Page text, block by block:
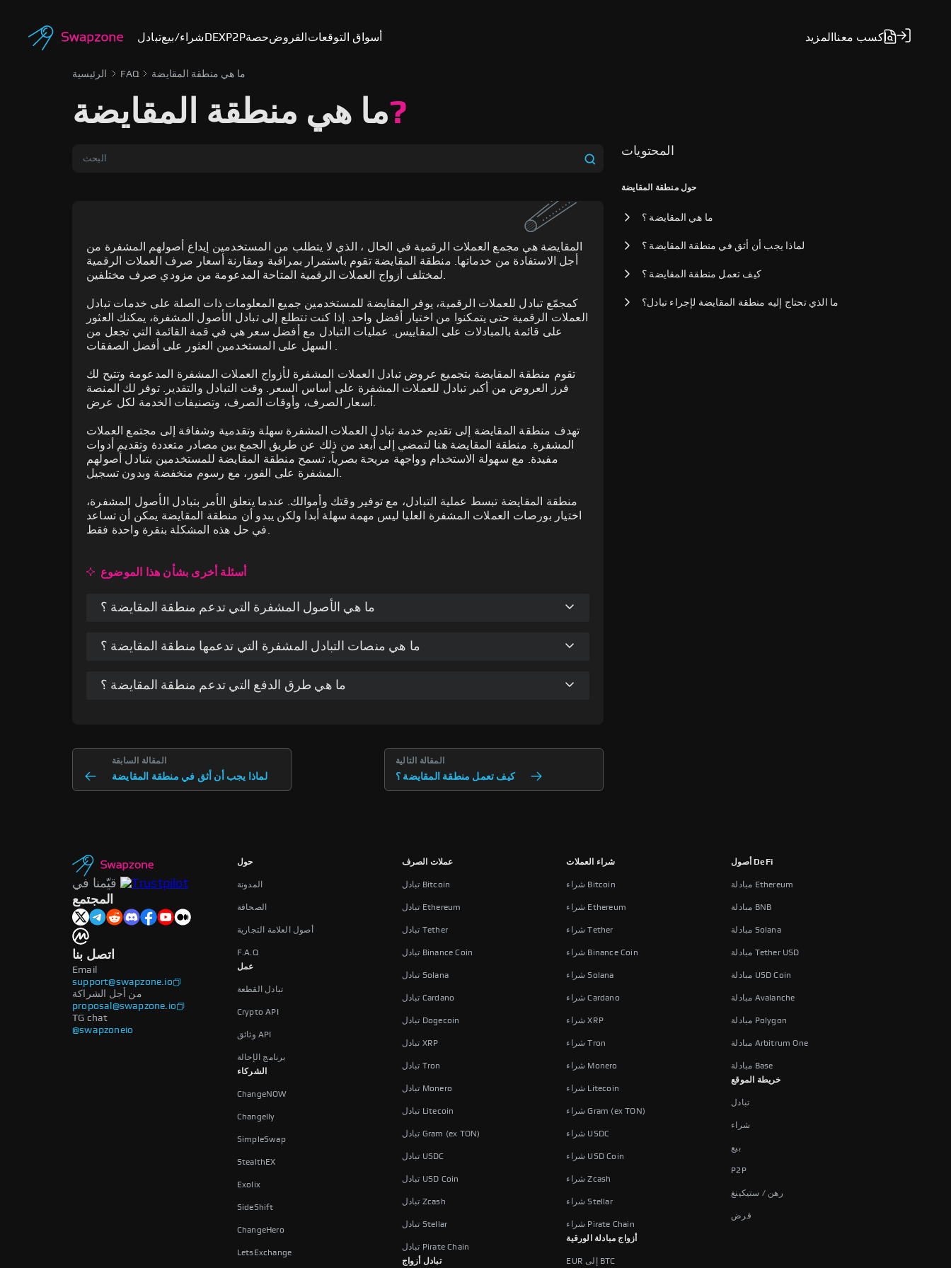
تبادلشراء/بيع DEXP2Pحصةالقروض أسواق التوقعات المزيد اكسب معنا
الرئيسية FAQ ما هي منطقة المقايضة
ما هي منطقة المقايضة?
المقايضة هي مجمع العملات الرقمية في الحال ، الذي لا يتطلب من المستخدمين إيداع أصولهم المشفرة من
أجل الاستفادة من خدماتها. منطقة المقايضة تقوم باستمرار بمراقبة ومقارنة أسعار صرف العملات الرقمية
كمجمّع تبادل للعملات الرقمية، يوفر المقايضة للمستخدمين جميع المعلومات ذات الصلة على خدمات تبادل
العملات الرقمية حتى يتمكنوا من اختيار أفضل واحد. إذا كنت تتطلع إلى تبادل الأصول المشفرة، يمكنك العثور
على قائمة بالمبادلات على المقاييس. عمليات التبادل مع أفضل سعر هي في قمة القائمة التي تجعل من
تقوم منطقة المقايضة بتجميع عروض تبادل العملات المشفرة لأزواج العملات المشفرة المدعومة وتتيح لك
فرز العروض من أكبر تبادل للعملات المشفرة على أساس السعر. وقت التبادل والتقدير. توفر لك المنصة
تهدف منطقة المقايضة إلى تقديم خدمة تبادل العملات المشفرة سهلة وتقدمية وشفافة إلى مجتمع العملات
المشفرة. منطقة المقايضة هنا لتمضي إلى أبعد من ذلك عن طريق الجمع بين مصادر متعددة وتقديم أدوات
مفيدة. مع سهولة الاستخدام وواجهة مريحة بصرياً، تسمح منطقة المقايضة للمستخدمين بتبادل أصولهم
منطقة المقايضة تبسط عملية التبادل، مع توفير وقتك وأموالك. عندما يتعلق الأمر بتبادل الأصول المشفرة،
اختيار بورصات العملات المشفرة العليا ليس مهمة سهلة أبدا ولكن يبدو أن منطقة المقايضة يمكن أن تساعد
أسئلة أخرى بشأن هذا الموضوع
ما هي الأصول المشفرة التي تدعم منطقة المقايضة ؟
مع وجود أكثر من 1000 من الأصول المشفرة المختلفة المتاحة لتبادل العملات، يمكن لمنطقة
متنوعة من العملات المعدنية و العملات الرمزية. أكثر العملات الرقمية شعبية مثل بيتكوين (BTC) و
إيثيريوم (ETH) و LitecoinLTC) و Ripple (XRP) كلها مدعومة.
ومع ذلك، فإن منطقة المقايضة تدعم أيضاً Sbleecoins، التي هي أصول مشفرة أو عملات معدنية
بين أكثرها شعبية والمتاحة للتبادل في منطقة المقايضة الدولار (USDC)، وBinance $(BUSD)،
وTether (USDT).
وزليكا والوئام؛ عملات الخصوصية مثل سلسلة القراصنة مونيرو لأولئك الذين يقدرون عدم الكشف عن
الهوية أكثر من غيرهم، و Meme Coins مثل Dogecoin (DOGE) و Shiba Inu (SHIB) لأولئك الذين
يحبون شراء العملات المشفرة على الهيدلي. يتم إفساد المستخدمين حرفياً مع الاختيار عند استخدام
سوابزون!
ما هي منصات التبادل المشفرة التي تدعمها منطقة المقايضة ؟
منطقة المقايضة تدعم أكثر من 15 منصة تبادل مختلفة. وتشمل أكبر وأهم موفري المقايضة لمنطقة
المقايضة تغييرجينو نوو (SimpleSwap)، وEasybit، وChangelly، وFixedFloat. العديد من هذه
المنصات هي منصات تبادل العملات المشفرة الفورية التي توفر خدمات موثوقة وتدعم تشكيلة واسعة
تشمل Exolix، SWFT، Flyp.me, InstaSwap, N.Exchange، Fox.exchange، SwapLab، Alfacash,
SideSwift, LetsExchange.
منطقة المقايضة دون الحاجة إلى مغادرة الموقع. بإمكانك أيضاً أن تترك مراجعة لنفسك لأن منطقة
ما هي طرق الدفع التي تدعم منطقة المقايضة ؟
ومع مقايضة المقايضات جميعها خالية من الحراسة وليس هناك حاجة إلى التسجيل. بينما يمكنك
استخدام المنصة من أي مكان حول العالم، العملات المشفرة هي طريقة الدفع الوحيدة المدعومة على
المنصة.
للاستفادة من خدمات تبادل العملات الرقمية المقدمة من سوابزون، يجب عليك إدخال عنوان المحفظة
حيث يتم تخزين الأصول المشفرة الخاصة بك وحيث ترغب في تلقي أصول مشفرة جديدة. من الجدير
بالذكر أن منطقة المقايضة تدعم محافظ مختلفة مثل Metamask و WalletConnect.
المقالة السابقة
لماذا يجب أن أثق في منطقة المقايضة
المقالة التالية
كيف تعمل منطقة المقايضة ؟
المحتويات
حول منطقة المقايضة
ما هي المقايضة ؟
لماذا يجب أن أثق في منطقة المقايضة ؟
كيف تعمل منطقة المقايضة ؟
ما الذي تحتاج إليه منطقة المقايضة لإجراء تبادل؟
قيّمنا في
المجتمع
اتصل بنا
Email
support@swapzone.io
من أجل الشراكة
proposal@swapzone.io
TG chat
@swapzoneio
حول
المدونة
الصحافة
أصول العلامة التجارية
F.A.Q
عمل
تبادل القطعة
Crypto API
وثائق API
برنامج الإحالة
الشركاء
ChangeNOW
Changelly
SimpleSwap
StealthEX
Exolix
SideShift
ChangeHero
LetsExchange
عملات الصرف
تبادل Bitcoin
تبادل Ethereum
تبادل Tether
تبادل Binance Coin
تبادل Solana
تبادل Cardano
تبادل Dogecoin
تبادل XRP
تبادل Tron
تبادل Monero
تبادل Litecoin
تبادل Gram (ex TON)
تبادل USDC
تبادل USD Coin
تبادل Zcash
تبادل Stellar
تبادل Pirate Chain
تبادل أزواج
شراء العملات
شراء Bitcoin
شراء Ethereum
شراء Tether
شراء Binance Coin
شراء Solana
شراء Cardano
شراء XRP
شراء Tron
شراء Monero
شراء Litecoin
شراء Gram (ex TON)
شراء USDC
شراء USD Coin
شراء Zcash
شراء Stellar
شراء Pirate Chain
أزواج مبادلة الورقية
EUR إلى BTC
أصول DeFi
مبادلة Ethereum
مبادلة BNB
مبادلة Solana
مبادلة Tether USD
مبادلة USD Coin
مبادلة Avalanche
مبادلة Polygon
مبادلة Arbitrum One
مبادلة Base
خريطة الموقع
تبادل
شراء
بيع
P2P
رهن / ستيكينغ
قرض